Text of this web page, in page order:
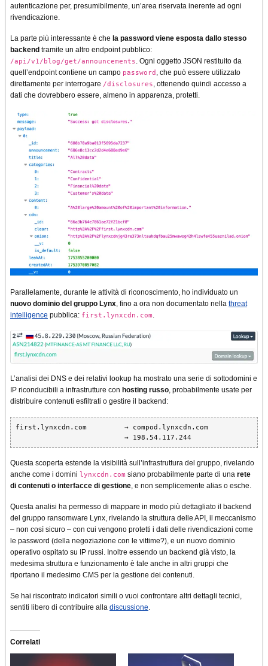
autenticazione per, presumibilmente, un’area riservata inerente ad ogni
rivendicazione.
La parte più interessante è che la password viene esposta dallo stesso
backend tramite un altro endpoint pubblico:
/api/v1/blog/get/announcements. Ogni oggetto JSON restituito da
quell’endpoint contiene un campo password , che può essere utilizzato
direttamente per interrogare /disclosures, ottenendo quindi accesso a
dati che dovrebbero essere, almeno in apparenza, protetti.
Parallelamente, durante le attività di riconoscimento, ho individuato un
nuovo dominio del gruppo Lynx, fino a ora non documentato nella threat
intelligence pubblica: first.lynxcdn.com.
L’analisi dei DNS e dei relativi lookup ha mostrato una serie di sottodomini e
IP riconducibili a infrastrutture con hosting russo , probabilmente usate per
distribuire contenuti esfiltrati o gestire il backend:
first.lynxcdn.com         → compod.lynxcdn.com
Questa scoperta estende la visibilità sull’infrastruttura del gruppo, rivelando
anche come i domini lynxcdn.com siano probabilmente parte di una rete
di contenuti o interfacce di gestione , e non semplicemente alias o esche.
Questa analisi ha permesso di mappare in modo più dettagliato il backend
del gruppo ransomware Lynx, rivelando la struttura delle API, il meccanismo
– non così sicuro – con cui vengono protetti i dati delle rivendicazioni come
le password (della negoziazione con le vittime?), e un nuovo dominio
operativo ospitato su IP russi. Inoltre essendo un backend già visto, la
medesima struttura e funzionamento è tale anche in altri gruppi che
riportano il medesimo CMS per la gestione dei contenuti.
Se hai riscontrato indicatori simili o vuoi confrontare altri dettagli tecnici,
sentiti libero di contribuire alla discussione
Correlati